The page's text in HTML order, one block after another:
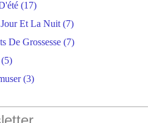
(17)
Et La Nuit (7)
De Grossesse (7)
(5)
(3)